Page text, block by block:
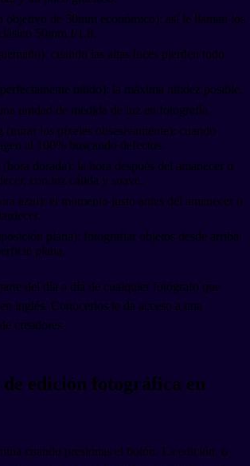
objetivo de 50mm económico): así le llaman los
50mm f/1.8.
cuando las altas luces pierden todo
nítido): la máxima nitidez posible.
unidad de medida de luz en fotografía.
(mirar los píxeles obsesivamente): cuando
al 100% buscando defectos.
(hora dorada): la hora después del amanecer o
con luz cálida y suave.
azul): el momento justo antes del amanecer o
plana): fotografiar objetos desde arriba
plana.
del día a día de cualquier fotógrafo que
inglés. Conocerlos te da acceso a una
creadores.
edición fotográfica en
cuando presionas el botón. La edición, o